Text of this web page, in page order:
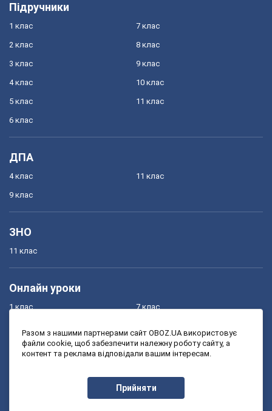
Підручники
1 клас
2 клас
3 клас
4 клас
5 клас
6 клас
7 клас
8 клас
9 клас
10 клас
11 клас
ДПА
4 клас
9 клас
11 клас
ЗНО
11 клас
Онлайн уроки
1 клас
3 клас
7 клас
9 клас
Разом з нашими партнерами сайт OBOZ.UA використовує
файли cookie, щоб забезпечити належну роботу сайту, а
контент та реклама відповідали вашим інтересам.
Прийняти